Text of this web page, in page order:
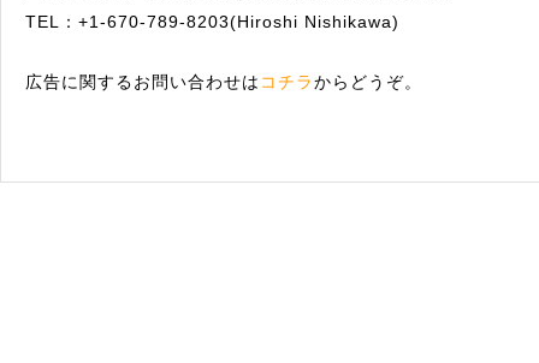
TEL：+1-670-789-8203(Hiroshi Nishikawa)
広告に関するお問い合わせは コチラからどうぞ。